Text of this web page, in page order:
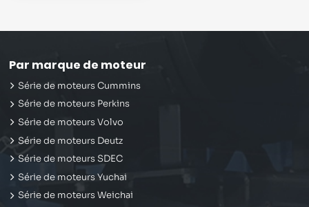
Par marque de moteur
Série de moteurs Cummins
Série de moteurs Perkins
Série de moteurs Volvo
Série de moteurs Deutz
Série de moteurs SDEC
Série de moteurs Yuchai
Série de moteurs Weichai